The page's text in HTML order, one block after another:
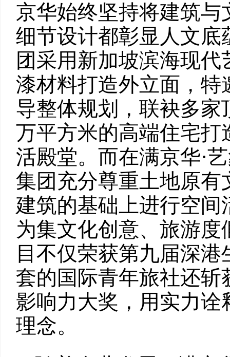
京华始终坚持将建筑
细节设计都彰显人文底
团采用新加坡滨海现
漆材料打造外立面，
导整体规划，联袂多家
万平方米的高端住宅
活殿堂。而在满京华·
集团充分尊重土地原
建筑的基础上进行空
为集文化创意、旅游
目不仅荣获第九届深
套的国际青年旅社还斩
影响力大奖，用实力诠
理念。